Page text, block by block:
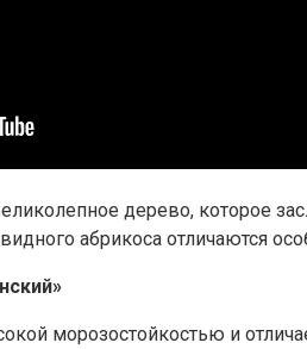
дерево, которое
абрикоса отличаются
морозостойкостью и